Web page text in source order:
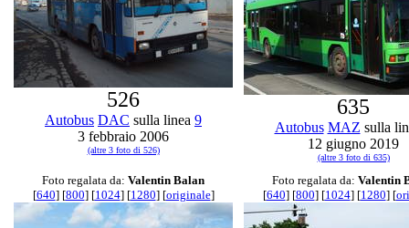
526
Autobus DAC sulla linea 9
3 febbraio 2006
(altre 3 foto di 526)
635
Autobus MAZ sulla
12 giugno 2019
(altre 3 foto di 635)
Foto regalata da: Valentin Balan
[640] [800] [1024] [1280] [originale]
Foto regalata da: Valentin
[640] [800] [1024] [1280] [